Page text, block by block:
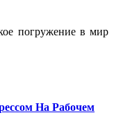
погружение в мир
На Рабочем